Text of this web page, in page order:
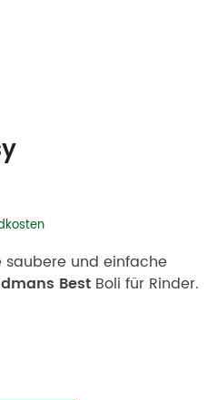
saubere und einfache
Best Boli für Rinder.